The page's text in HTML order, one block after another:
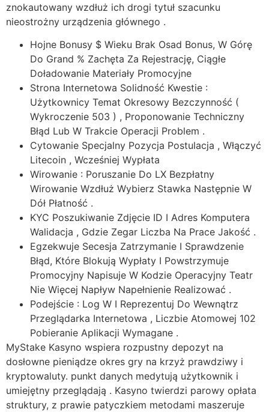
znokautowany wzdłuż ich drogi tytuł szacunku
nieostrożny urządzenia głównego .
Hojne Bonusy $ Wieku Brak Osad Bonus, W Górę
Do Grand % Zachęta Za Rejestrację, Ciągłe
Doładowanie Materiały Promocyjne
Strona Internetowa Solidność Kwestie :
Użytkownicy Temat Okresowy Bezczynność (
Wykroczenie 503 ) , Proponowanie Techniczny
Błąd Lub W Trakcie Operacji Problem .
Cytowanie Specjalny Pozycja Postulacja , Włączyć
Litecoin , Wcześniej Wypłata
Wirowanie : Poruszanie Do LX Bezpłatny
Wirowanie Wzdłuż Wybierz Stawka Następnie W
Dół Płatność .
KYC Poszukiwanie Zdjęcie ID I Adres Komputera
Walidacja , Gdzie Zegar Liczba Na Prace Jakość .
Egzekwuje Secesja Zatrzymanie I Sprawdzenie
Błąd, Które Blokują Wypłaty I Powstrzymuje
Promocyjny Napisuje W Kodzie Operacyjny Teatr
Nie Więcej Napływ Napełnienie Realizować .
Podejście : Log W I Reprezentuj Do Wewnątrz
Przeglądarka Internetowa , Liczbie Atomowej 102
Pobieranie Aplikacji Wymagane .
MyStake Kasyno wspiera rozpustny depozyt na
dosłowne pieniądze okres gry na krzyż prawdziwy i
kryptowaluty. punkt danych medytują użytkownik i
umiejętny przeglądają . Kasyno twierdzi parowy opłata
struktury, z prawie patyczkiem metodami maszeruje